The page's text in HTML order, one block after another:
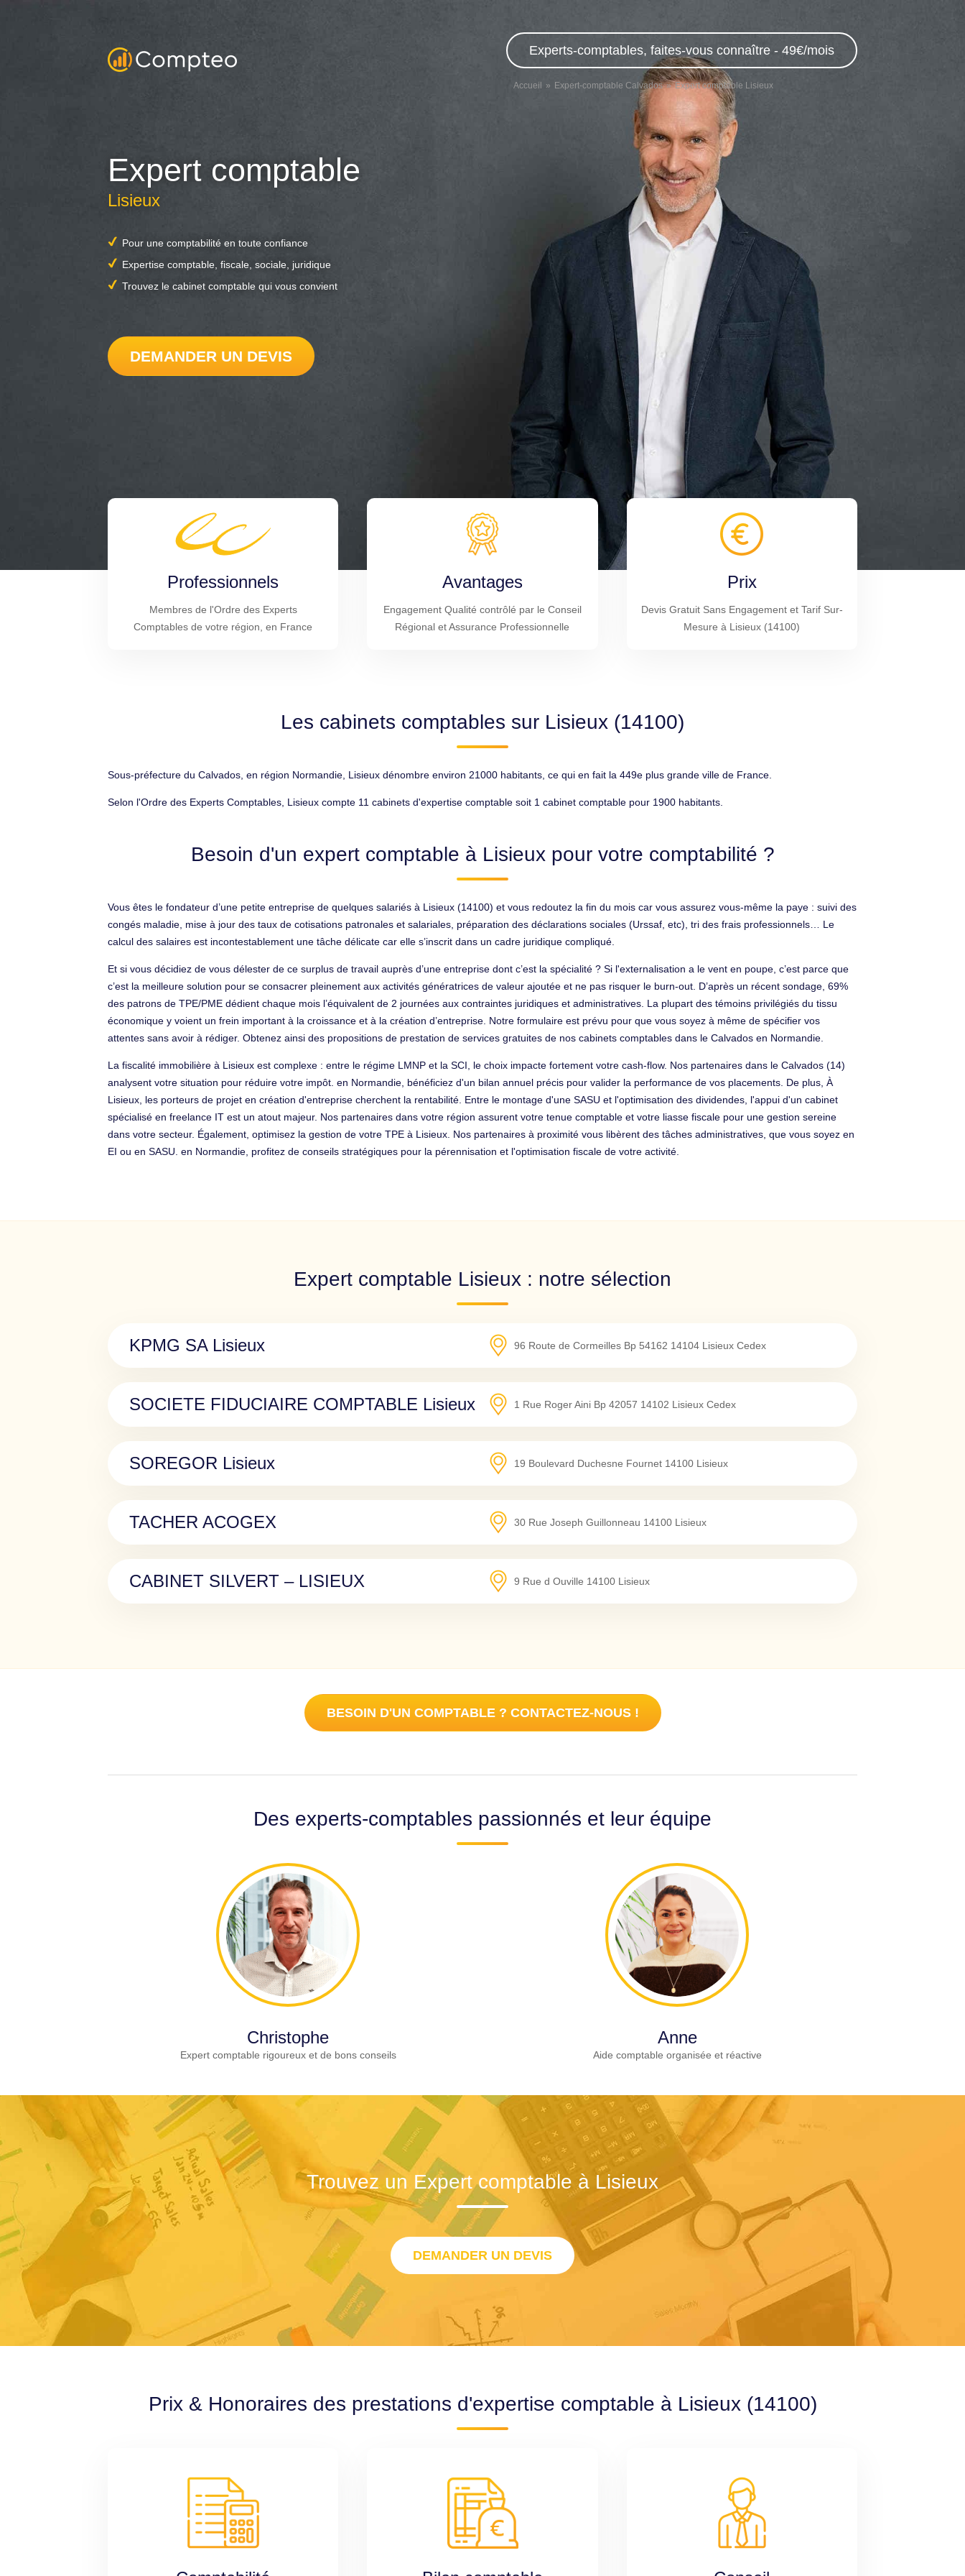
Experts-comptables, faites-vous connaître - 49€/mois
Accueil Expert-comptable Calvados Expert comptable Lisieux
Expert comptable
Lisieux
Pour une comptabilité en toute confiance
Expertise comptable, fiscale, sociale, juridique
Trouvez le cabinet comptable qui vous convient
DEMANDER UN DEVIS
Professionnels
Membres de l'Ordre des Experts
Comptables de votre région, en France
Avantages
Engagement Qualité contrôlé par le Conseil
Régional et Assurance Professionnelle
Prix
Devis Gratuit Sans Engagement et Tarif Sur-
Mesure à Lisieux (14100)
Les cabinets comptables sur Lisieux (14100)
Sous-préfecture du Calvados, en région Normandie, Lisieux dénombre environ 21000 habitants, ce qui en fait la 449e plus grande ville de France.
Selon l'Ordre des Experts Comptables, Lisieux compte 11 cabinets d'expertise comptable soit 1 cabinet comptable pour 1900 habitants.
Besoin d'un expert comptable à Lisieux pour votre comptabilité ?
Vous êtes le fondateur d’une petite entreprise de quelques salariés à Lisieux (14100) et vous redoutez la fin du mois car vous assurez vous-même la paye : suivi des
congés maladie, mise à jour des taux de cotisations patronales et salariales, préparation des déclarations sociales (Urssaf, etc), tri des frais professionnels… Le
calcul des salaires est incontestablement une tâche délicate car elle s’inscrit dans un cadre juridique compliqué.
Et si vous décidiez de vous délester de ce surplus de travail auprès d’une entreprise dont c’est la spécialité ? Si l'externalisation a le vent en poupe, c’est parce que
c’est la meilleure solution pour se consacrer pleinement aux activités génératrices de valeur ajoutée et ne pas risquer le burn-out. D’après un récent sondage, 69%
des patrons de TPE/PME dédient chaque mois l’équivalent de 2 journées aux contraintes juridiques et administratives. La plupart des témoins privilégiés du tissu
économique y voient un frein important à la croissance et à la création d’entreprise. Notre formulaire est prévu pour que vous soyez à même de spécifier vos
attentes sans avoir à rédiger. Obtenez ainsi des propositions de prestation de services gratuites de nos cabinets comptables dans le Calvados en Normandie.
La fiscalité immobilière à Lisieux est complexe : entre le régime LMNP et la SCI, le choix impacte fortement votre cash-flow. Nos partenaires dans le Calvados (14)
analysent votre situation pour réduire votre impôt. en Normandie, bénéficiez d'un bilan annuel précis pour valider la performance de vos placements. De plus, À
Lisieux, les porteurs de projet en création d'entreprise cherchent la rentabilité. Entre le montage d'une SASU et l'optimisation des dividendes, l'appui d'un cabinet
spécialisé en freelance IT est un atout majeur. Nos partenaires dans votre région assurent votre tenue comptable et votre liasse fiscale pour une gestion sereine
dans votre secteur. Également, optimisez la gestion de votre TPE à Lisieux. Nos partenaires à proximité vous libèrent des tâches administratives, que vous soyez en
EI ou en SASU. en Normandie, profitez de conseils stratégiques pour la pérennisation et l'optimisation fiscale de votre activité.
Expert comptable Lisieux : notre sélection
KPMG SA Lisieux 96 Route de Cormeilles Bp 54162 14104 Lisieux Cedex
SOCIETE FIDUCIAIRE COMPTABLE Lisieux 1 Rue Roger Aini Bp 42057 14102 Lisieux Cedex
SOREGOR Lisieux 19 Boulevard Duchesne Fournet 14100 Lisieux
TACHER ACOGEX 30 Rue Joseph Guillonneau 14100 Lisieux
CABINET SILVERT – LISIEUX 9 Rue d Ouville 14100 Lisieux
BESOIN D'UN COMPTABLE ? CONTACTEZ-NOUS !
Des experts-comptables passionnés et leur équipe
Christophe
Expert comptable rigoureux et de bons conseils
Anne
Aide comptable organisée et réactive
Trouvez un Expert comptable à Lisieux
DEMANDER UN DEVIS
Prix & Honoraires des prestations d'expertise comptable à Lisieux (14100)